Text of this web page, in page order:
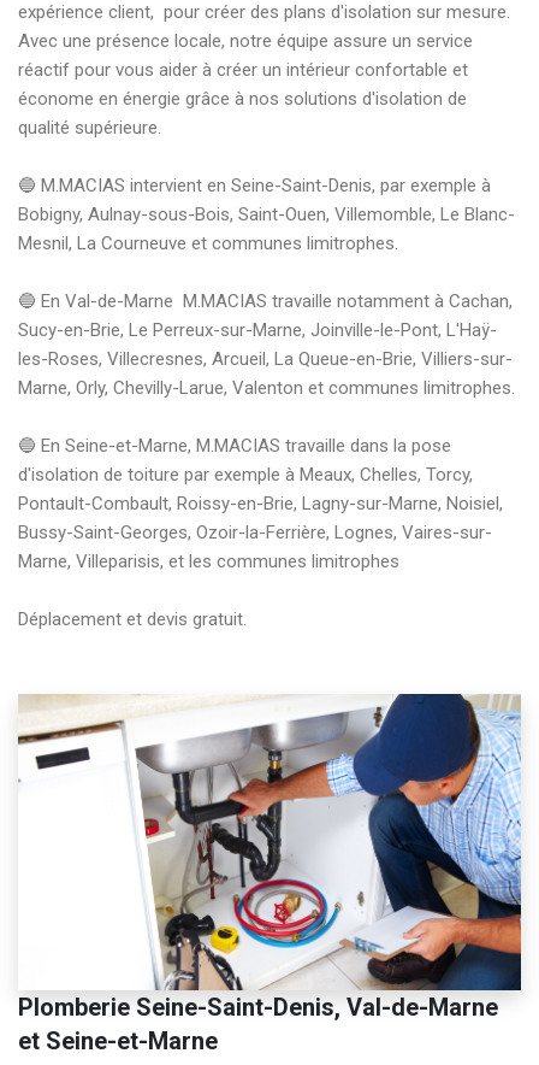
expérience client,  pour créer des plans d'isolation sur mesure.
Avec une présence locale, notre équipe assure un service
réactif pour vous aider à créer un intérieur confortable et
économe en énergie grâce à nos solutions d'isolation de
qualité supérieure.
🔵 M.MACIAS intervient en Seine-Saint-Denis, par exemple à
Bobigny, Aulnay-sous-Bois, Saint-Ouen, Villemomble, Le Blanc-
Mesnil, La Courneuve et communes limitrophes.
🔵 En Val-de-Marne  M.MACIAS travaille notamment à Cachan,
Sucy-en-Brie, Le Perreux-sur-Marne, Joinville-le-Pont, L'Haÿ-
les-Roses, Villecresnes, Arcueil, La Queue-en-Brie, Villiers-sur-
Marne, Orly, Chevilly-Larue, Valenton et communes limitrophes.
🔵 En Seine-et-Marne, M.MACIAS travaille dans la pose
d'isolation de toiture par exemple à Meaux, Chelles, Torcy,
Pontault-Combault, Roissy-en-Brie, Lagny-sur-Marne, Noisiel,
Bussy-Saint-Georges, Ozoir-la-Ferrière, Lognes, Vaires-sur-
Marne, Villeparisis, et les communes limitrophes
Déplacement et devis gratuit.
Plomberie Seine-Saint-Denis, Val-de-Marne
et Seine-et-Marne